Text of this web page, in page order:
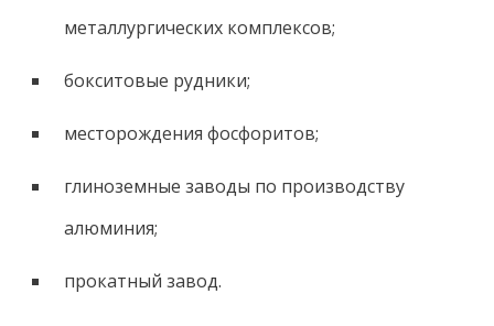
металлургических комплексов;
бокситовые рудники;
месторождения фосфоритов;
глиноземные заводы по производству
алюминия;
прокатный завод.